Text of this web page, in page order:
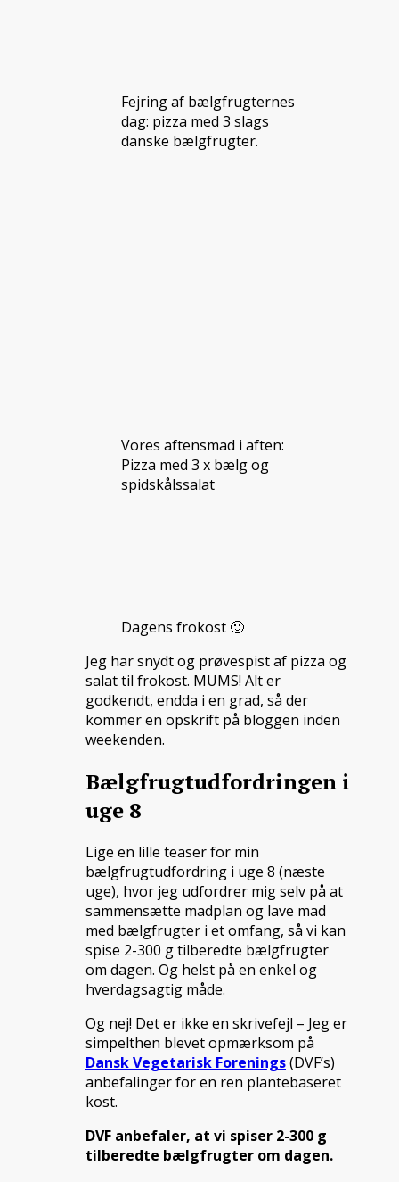
Fejring af bælgfrugternes
dag: pizza med 3 slags
danske bælgfrugter.
Vores aftensmad i aften:
Pizza med 3 x bælg og
spidskålssalat
Dagens frokost 🙂
Jeg har snydt og prøvespist af pizza og
salat til frokost. MUMS! Alt er
godkendt, endda i en grad, så der
kommer en opskrift på bloggen inden
weekenden.
Bælgfrugtudfordringen i
uge 8
Lige en lille teaser for min
bælgfrugtudfordring i uge 8 (næste
uge), hvor jeg udfordrer mig selv på at
sammensætte madplan og lave mad
med bælgfrugter i et omfang, så vi kan
spise 2-300 g tilberedte bælgfrugter
om dagen. Og helst på en enkel og
hverdagsagtig måde.
Og nej! Det er ikke en skrivefejl – Jeg er
simpelthen blevet opmærksom på
Dansk Vegetarisk Forenings(DVF’s)
anbefalinger for en ren plantebaseret
kost.
DVF anbefaler, at vi spiser 2-300 g
tilberedte bælgfrugter om dagen.